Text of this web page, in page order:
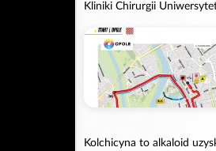
Kliniki Chirurgii
Kolchicyna to alkaloid